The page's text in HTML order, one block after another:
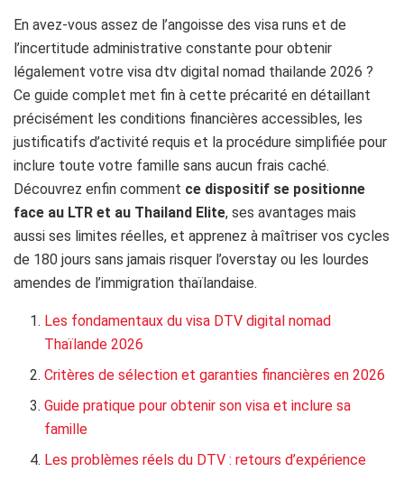
En avez-vous assez de l’angoisse des visa runs et de
l’incertitude administrative constante pour obtenir
légalement votre visa dtv digital nomad thailande 2026 ?
Ce guide complet met fin à cette précarité en détaillant
précisément les conditions financières accessibles, les
justificatifs d’activité requis et la procédure simplifiée pour
inclure toute votre famille sans aucun frais caché.
Découvrez enfin comment ce dispositif se positionne
face au LTR et au Thailand Elite, ses avantages mais
aussi ses limites réelles, et apprenez à maîtriser vos cycles
de 180 jours sans jamais risquer l’overstay ou les lourdes
amendes de l’immigration thaïlandaise.
Les fondamentaux du visa DTV digital nomad
Thaïlande 2026
Critères de sélection et garanties financières en 2026
Guide pratique pour obtenir son visa et inclure sa
famille
Les problèmes réels du DTV : retours d’expérience